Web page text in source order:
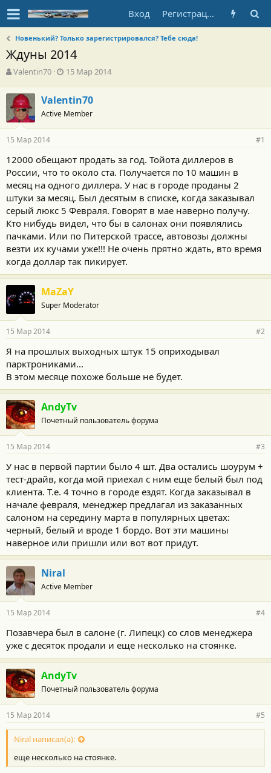
Вход Регистрация
Новенький? Только зарегистрировался? Тебе сюда!
Ждуны 2014
А
т
о
р
т
е
м
ы
Valentin70
Д
а
н
а
л
а
15 Мар 2014
Valentin70
Active Member
15 Мар 2014 #1
12000 обещают продать за год. Тойота диллеров в
России, что то около ста. Получается по 10 машин в
месяц на одного диллера. У нас в городе проданы 2
штуки за месяц. Был десятым в списке, когда заказывал
серый люкс 5 Февраля. Говорят в мае наверно получу.
Кто нибудь видел, что бы в салонах они появлялись
пачками. Или по Питерской трассе, автовозы должны
везти их кучами уже!!! Не очень прятно ждать, вто время
когда доллар так пикирует.
MaZaY
Super Moderator
15 Мар 2014 #2
Я на прошлых выходных штук 15 оприходывал
парктрониками...
В этом месяце похоже больше не будет.
AndyTv
Почетный пользователь форума
15 Мар 2014 #3
У нас в первой партии было 4 шт. Два остались шоурум +
тест-драйв, когда мой приехал с ним еще белый был под
клиента. Т.е. 4 точно в городе ездят. Когда заказывал в
начале февраля, менеджер предлагал из заказанных
салоном на середину марта в популярных цветах:
черный, белый и вроде 1 бордо. Вот эти машины
наверное или пришли или вот вот придут.
Niral
Active Member
15 Мар 2014 #4
Позавчера был в салоне (г. Липецк) со слов менеджера
уже с десяток продали и еще несколько на стоянке.
AndyTv
Почетный пользователь форума
15 Мар 2014 #5
Niral написал(а):
еще несколько на стоянке.